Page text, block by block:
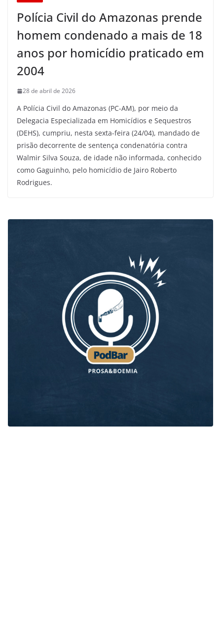
Polícia Civil do Amazonas prende
homem condenado a mais de 18
anos por homicídio praticado em
2004
28 de abril de 2026
A Polícia Civil do Amazonas (PC-AM), por meio da
Delegacia Especializada em Homicídios e Sequestros
(DEHS), cumpriu, nesta sexta-feira (24/04), mandado de
prisão decorrente de sentença condenatória contra
Walmir Silva Souza, de idade não informada, conhecido
como Gaguinho, pelo homicídio de Jairo Roberto
Rodrigues.